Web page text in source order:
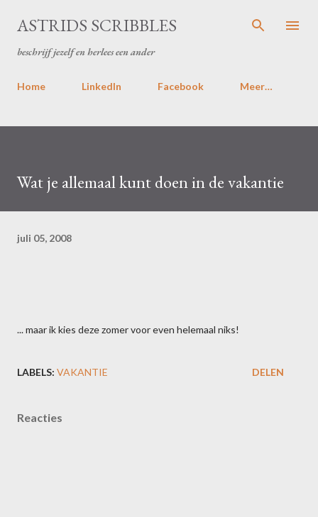
Doorgaan naar hoofdcontent
ASTRIDS SCRIBBLES
beschrijf jezelf en herlees een ander
Home LinkedIn Facebook Meer…
Wat je allemaal kunt doen in de vakantie
juli 05, 2008
... maar ik kies deze zomer voor even helemaal niks!
LABELS: VAKANTIE DELEN
Reacties